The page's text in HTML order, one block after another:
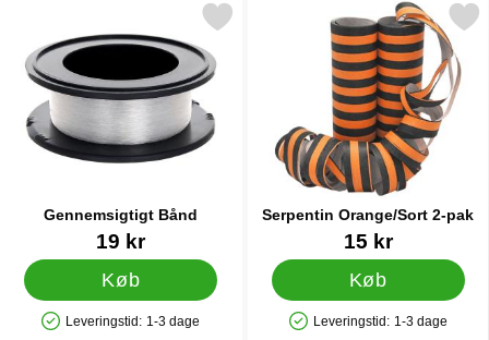
Gennemsigtigt Bånd
Varenr 3222219 kr
Køb
Produkttilgængelighed: På lager
Leveringstid: 1-3 dage
Markér gennemsigtigt Bånd som favorit
Serpentin Orange/Sort 2-pak
15 kr
Køb
Produkttilgængelighed: På lager
Leveringstid: 1-3 dage
Markér serpentin Orange/